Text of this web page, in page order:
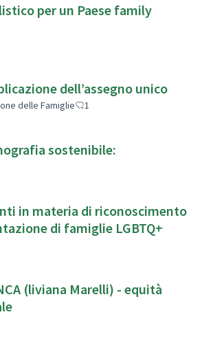
per un Paese family
dell’assegno unico
delle Famiglie 1
sostenibile:
in materia di riconoscimento
di famiglie LGBTQ+
(liviana Marelli) - equità